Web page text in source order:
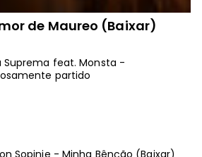
de Maureo (Baixar)
Suprema feat. Monsta -
partido